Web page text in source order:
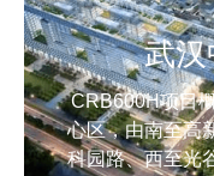
武
CRB600H项目
心区，由南至高
科园路、西至光